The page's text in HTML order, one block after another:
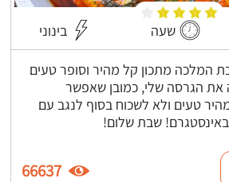
שעה בינוני
המלכה מתכון קל מהיר וסופר טעים
את הגרסה שלי, כמובן שאפשר
טעים ולא לשכוח בסוף לנגב עם
שבת שלום!
66637